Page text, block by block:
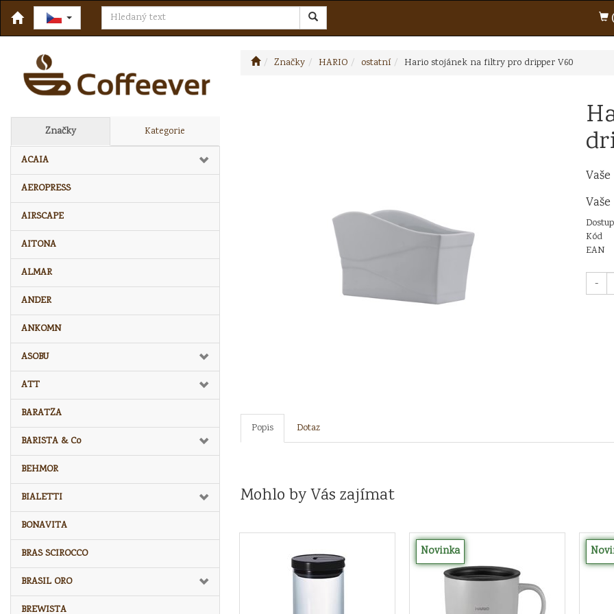
Značky Kategorie
ACAIA
AEROPRESS
AIRSCAPE
AITONA
ALMAR
ANDER
ANKOMN
ASOBU
ATT
BARATZA
BARISTA & Co
BEHMOR
BIALETTI
BONAVITA
BRAS SCIROCCO
BRASIL ORO
BREWISTA
Značky HARIO ostatní Hario stojánek na filtry pro dripper V60
Kód
EAN
-
Popis Dotaz
Mohlo by Vás zajímat
Novinka